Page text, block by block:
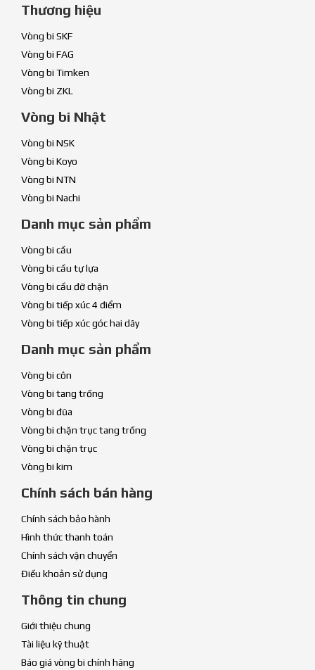
Thương hiệu
Vòng bi SKF
Vòng bi FAG
Vòng bi Timken
Vòng bi ZKL
Vòng bi Nhật
Vòng bi NSK
Vòng bi Koyo
Vòng bi NTN
Vòng bi Nachi
Danh mục sản phẩm
Vòng bi cầu
Vòng bi cầu tự lựa
Vòng bi cầu đỡ chặn
Vòng bi tiếp xúc 4 điểm
Vòng bi tiếp xúc góc hai dãy
Danh mục sản phẩm
Vòng bi côn
Vòng bi tang trống
Vòng bi đũa
Vòng bi chặn trục tang trống
Vòng bi chặn trục
Vòng bi kim
Chính sách bán hàng
Chính sách bảo hành
Hình thức thanh toán
Chính sách vận chuyển
Điều khoản sử dụng
Thông tin chung
Giới thiệu chung
Tài liệu kỹ thuật
Báo giá vòng bi chính hãng